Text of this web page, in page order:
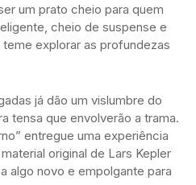
um prato cheio para quem
cheio de suspense e
explorar as profundezas
já dão um vislumbre do
tensa que envolverão a trama.
entregue uma experiência
original de Lars Kepler
algo novo e empolgante para